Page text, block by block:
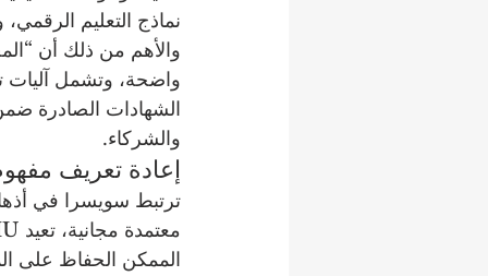
نماذج التعليم
والأهم من ذلك أن
واضحة، وتشمل آليات
الشهادات الصادرة
والشركاء.
إعادة تعريف
ترتبط سويسرا في
الممكن الحفاظ على